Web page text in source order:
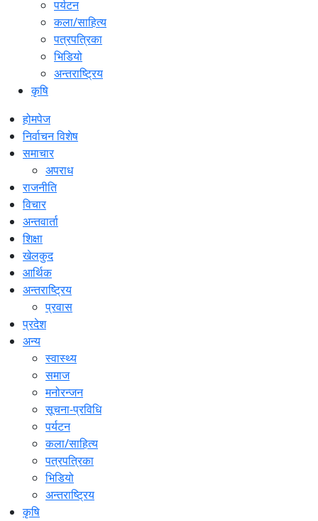
पर्यटन
कला/साहित्य
पत्रपत्रिका
भिडियो
अन्तराष्ट्रिय
कृषि
होमपेज
निर्वाचन विशेष
समाचार
अपराध
राजनीति
विचार
अन्तवार्ता
शिक्षा
खेलकुद
आर्थिक
अन्तराष्ट्रिय
प्रवास
प्रदेश
अन्य
स्वास्थ्य
समाज
मनोरन्जन
सूचना-प्रविधि
पर्यटन
कला/साहित्य
पत्रपत्रिका
भिडियो
अन्तराष्ट्रिय
कृषि